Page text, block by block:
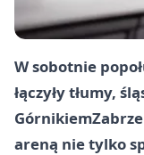
W sobotnie
łączyły tłumy,
GórnikiemZabrze
areną nie tylko